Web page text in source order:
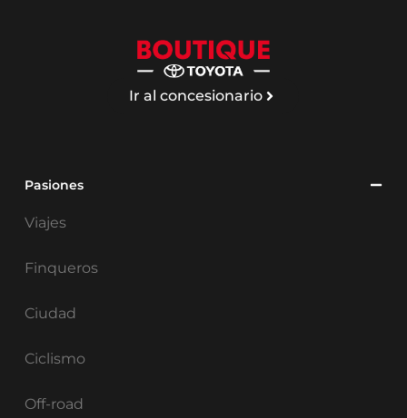
Ir al concesionario
Pasiones
Viajes
Finqueros
Ciudad
Ciclismo
Off-road